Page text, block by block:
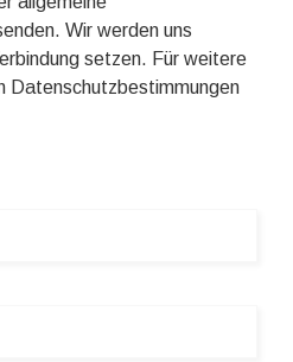
Wir werden uns
setzen. Für weitere
Datenschutzbestimmungen